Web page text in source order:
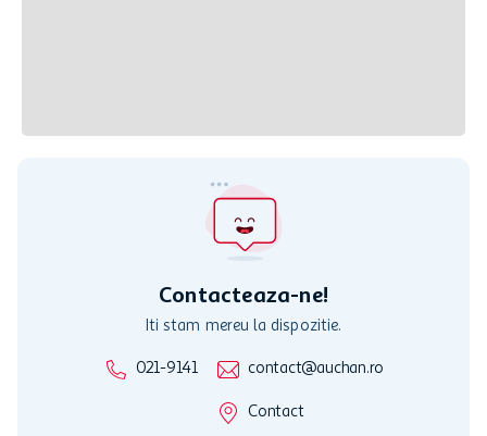
Contacteaza-ne!
Iti stam mereu la dispozitie.
021-9141 contact@auchan.ro
Contact